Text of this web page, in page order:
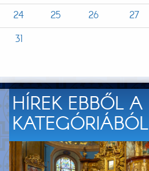
24
25 26 27
31
HÍREK EBBŐL A
KATEGÓRIÁBÓL